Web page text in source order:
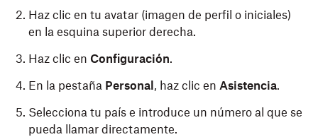
Haz clic en tu avatar (imagen de perfil o iniciales)
en la esquina superior derecha.
Haz clic en Configuración.
En la pestaña Personal , haz clic en Asistencia.
Selecciona tu país e introduce un número al que se
pueda llamar directamente.